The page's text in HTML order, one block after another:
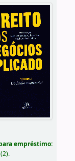
empréstimo:
(2).